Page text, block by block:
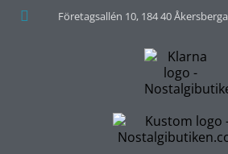
Företagsallén 10, 184 40 Åkersberga